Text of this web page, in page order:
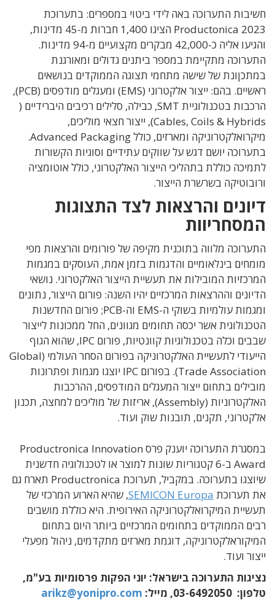
חשיבות התערוכה באה לידי ביטוי במספרים: בתערוכת
Productonica 2023 הציגו 1,400 חברות מ-45 מדינות,
והגיעו אליה כ-42,000 מבקרים מקצועיים מ-94 מדינות.
התערוכה מתקיימת במספר ביתנים גדולים ומאורגנת
במתכןונת של שישה מתחמי תצוגה הממוקדים בנושאים
ראשיים. בהם: ייצור אלקטרוני (EMS) ומעגלים מודפסים (PCB),
הרכבות בטכנולוגיית SMT, כבילה, סלילים רכיבים היברידיים (
Cables, Coils & Hybrids), ייצור חצאי מוליכים,
מיקרואלקטרוניקה ומארזים, כולל Advanced Packaging.
בתערוכה יושם דגש על שווקים עתידיים וסוגיות הקשורות
לתמיכה כוללת בתהליכי הייצור האלקטרוני, כולל אוטומציה
ורובוטיקה בשרשרת הייצור.
דיונים והרצאות לצד התצוגות
המסחריוות
התערוכה מלווה בתוכנית מקיפה של פורומים והרצאות מפי
מומחים בינלאומיים והדגמות בזמן אמת, העוסקים במגמות
המרכזיות המובילות את תעשיית הייצור האלקטרוני. נושאי
הדיונים וההרצאות המרכזיים יהיו השנה: פורום הייצור, נתונים
ומגמות עולמיות בשוקי ה-EMS וה-PCB; פורום החדשנות
הטכנולוגית אשר יכסה תחומים מגוונים, החל ממכונות לייצור
שבבים וכלה בטכנולוגיות קוונטיות, פורום IPC, שהוא הגוף
הייעודי לתעשיית האלקטרוניקה בפורום הסחר העולמי (Global
Trade Association). בפורום IPC יוצגו מגמות ופתרונות
מובילים בתחום ייצור המעגלים המודפסים, ההרכבות
האלקטרוניות (Assembly), אריזות של מוליכים למחצה, תכנון
אלקטרוני, תקנים, תובנות שוק ועוד.
במסגרת התערוכה יוענק פרס Productronica Innovation
Award ב-6 קטגוריות שונות למוצר או לטכנולוגיה חדשנית
שיוצגו בתערוכה. במקביל, תערוכת Productronica תארח גם
את תערוכת SEMICON Europa, שהיא הארוע המרכזי של
תעשיית המיקרואלקטרוניקה האירופית. היא כוללת מושבים
רבים הממוקדים בתחומים המרכזיים ביותר היום בתחום
המיקוראלקטרוניקה, דוגמת מארזים מתקדמים, ניהול מפעלי
ייצור ועוד.
נציגות התערוכה בישראל: יוני הפקות פרסומיות בע"מ,
טלפון: 03-6492050, מייל:
arikz@yonipro.com